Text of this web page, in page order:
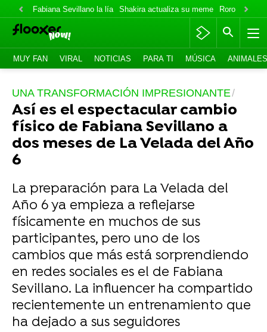
Fabiana Sevillano la lía Shakira actualiza su meme Roro lo niega
MUY FAN VIRAL NOTICIAS PARA TI MÚSICA ANIMALES
UNA TRANSFORMACIÓN IMPRESIONANTE
Así es el espectacular cambio
físico de Fabiana Sevillano a
dos meses de La Velada del Año
6
La preparación para La Velada del
Año 6 ya empieza a reflejarse
físicamente en muchos de sus
participantes, pero uno de los
cambios que más está sorprendiendo
en redes sociales es el de Fabiana
Sevillano. La influencer ha compartido
recientemente un entrenamiento que
ha dejado a sus seguidores